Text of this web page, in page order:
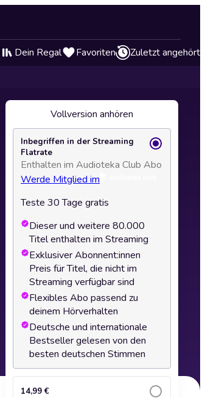
Dein Regal Favoriten Zuletzt angehört
Vollversion anhören
Inbegriffen in der Streaming
Flatrate
Enthalten im Audioteka Club Abo
Werde Mitglied im
Teste 30 Tage gratis
Dieser und weitere 80.000
Titel enthalten im Streaming
Exklusiver Abonnent:innen
Preis für Titel, die nicht im
Streaming verfügbar sind
Flexibles Abo passend zu
deinem Hörverhalten
Deutsche und internationale
Bestseller gelesen von den
besten deutschen Stimmen
14,99 €